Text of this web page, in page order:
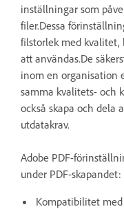
inställningar som
filer.Dessa
filstorlek med kvalitet,
att användas.De
inom en organisation
samma kvalitets- och
också skapa och dela
utdatakrav.
Adobe PDF-
under PDF-skapandet:
Kompatibilitet